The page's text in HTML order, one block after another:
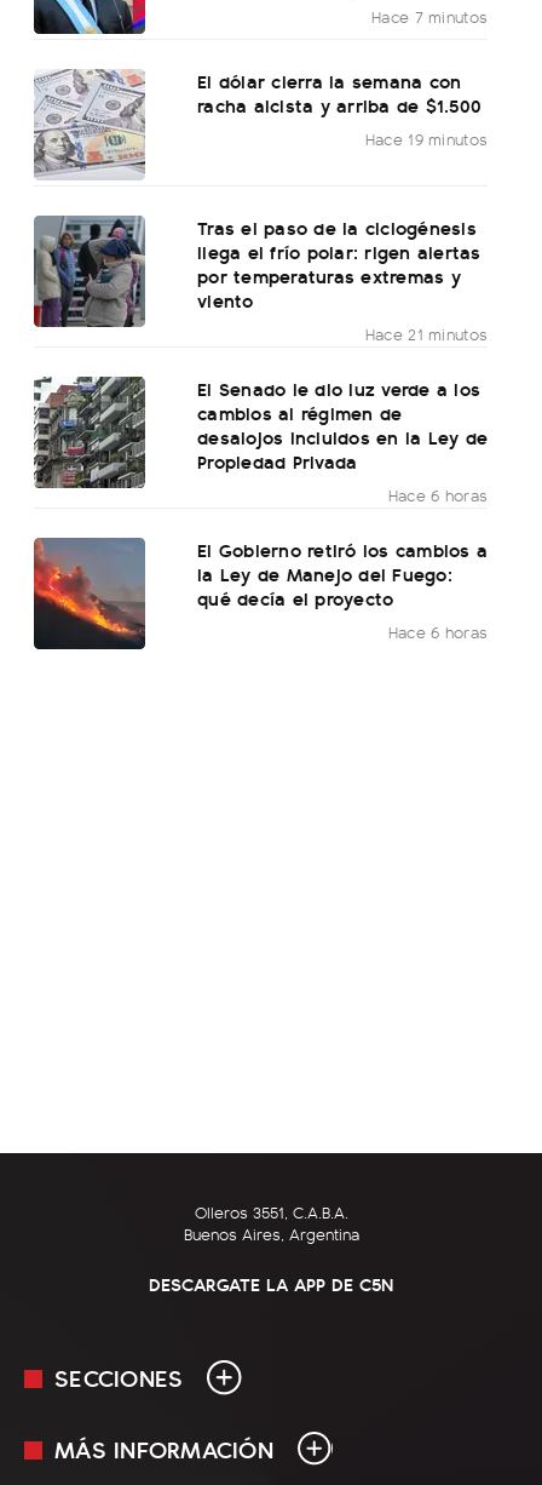
Hace 7 minutos
El dólar cierra la semana con
racha alcista y arriba de $1.500
Hace 19 minutos
Tras el paso de la ciclogénesis
llega el frío polar: rigen alertas
por temperaturas extremas y
viento
Hace 21 minutos
El Senado le dio luz verde a los
cambios al régimen de
desalojos incluidos en la Ley de
Propiedad Privada
Hace 6 horas
El Gobierno retiró los cambios a
la Ley de Manejo del Fuego:
qué decía el proyecto
Hace 6 horas
Olleros 3551, C.A.B.A.
Buenos Aires, Argentina
DESCARGATE LA APP DE C5N
SECCIONES
En Vivo
MÁS INFORMACIÓN